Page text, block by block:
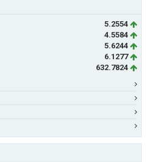
5.2554
4.5584
5.6244
6.1277
632.7824